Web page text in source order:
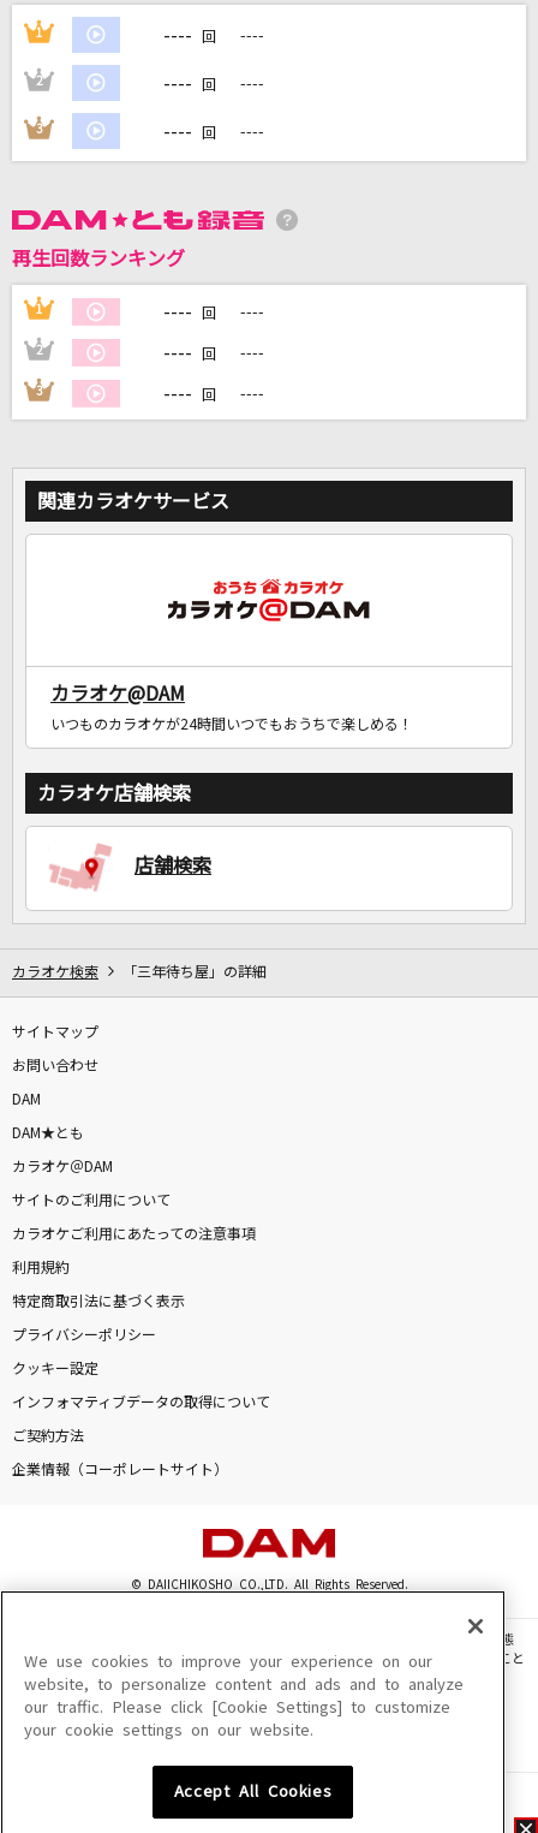
ゴスペラーズ(The Gospellers)
DAMの新曲・ランキングなど
DAMに会員登録・ログインして
カラオケをもっと楽しもう！
1 ---- 回 ----
2 ---- 回 ----
3 ---- 回 ----
再生回数ランキング
1 ---- 回 ----
2 ---- 回 ----
3 ---- 回 ----
関連カラオケサービス
カラオケ@DAM
いつものカラオケが24時間いつでもおうちで楽しめる！
カラオケ店舗検索
店舗検索
カラオケ検索 「三年待ち屋」の詳細
サイトマップ
お問い合わせ
DAM
DAM★とも
カラオケ＠DAM
サイトのご利用について
カラオケご利用にあたっての注意事項
利用規約
特定商取引法に基づく表示
プライバシーポリシー
クッキー設定
インフォマティブデータの取得について
ご契約方法
企業情報（コーポレートサイト）
© DAIICHIKOSHO CO.,LTD. All Rights Reserved.
このサイトに掲載されている一切の文章・画像・写真・動画・音声等を、手段や形態
を問わず、著作権法の定める範囲を超えて無断で複製、転載、ファイル化などすること
を禁じます。
楽曲及びコンテンツは、機種によりご利用いただけない場合があります。
楽曲及びコンテンツの配信日、配信内容が変更になる場合があります。
We use cookies to improve your experience on our
website, to personalize content and ads and to analyze
our traffic. Please click [Cookie Settings] to customize
your cookie settings on our website.
Accept All Cookies